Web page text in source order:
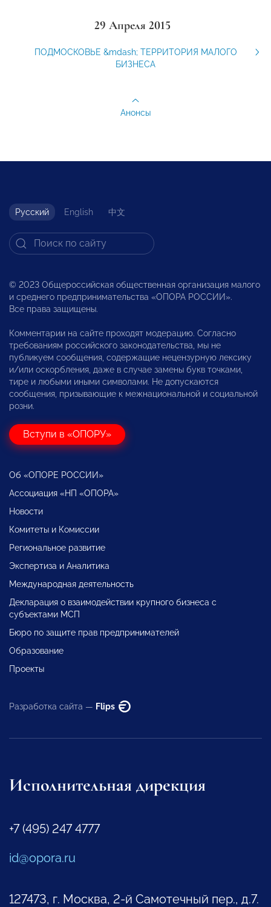
29 Апреля 2015
ПОДМОСКОВЬЕ &mdash; ТЕРРИТОРИЯ МАЛОГО
БИЗНЕСА
Анонсы
Русский English 中文
© 2023 Общероссийская общественная организация малого
и среднего предпринимательства «ОПОРА РОССИИ».
Все права защищены.
Комментарии на сайте проходят модерацию. Согласно
требованиям российского законодательства, мы не
публикуем сообщения, содержащие нецензурную лексику
и/или оскорбления, даже в случае замены букв точками,
тире и любыми иными символами. Не допускаются
сообщения, призывающие к межнациональной и социальной
розни.
Вступи в «ОПОРУ»
Об «ОПОРЕ РОССИИ»
Ассоциация «НП «ОПОРА»
Новости
Комитеты и Комиссии
Региональное развитие
Экспертиза и Аналитика
Международная деятельность
Декларация о взаимодействии крупного бизнеса с
субъектами МСП
Бюро по защите прав предпринимателей
Образование
Проекты
Разработка сайта — Flips
Исполнительная дирекция
+7 (495) 247 4777
id@opora.ru
127473, г. Москва, 2-й Самотечный пер., д.7.